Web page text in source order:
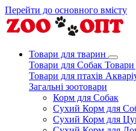
Перейти до основного вмісту
Товари для тварин
Товари для Собак Товари
Товари для птахів
Загальні зоотовари
Корм для Собак
Сухий Корм для
Сухий Корм для